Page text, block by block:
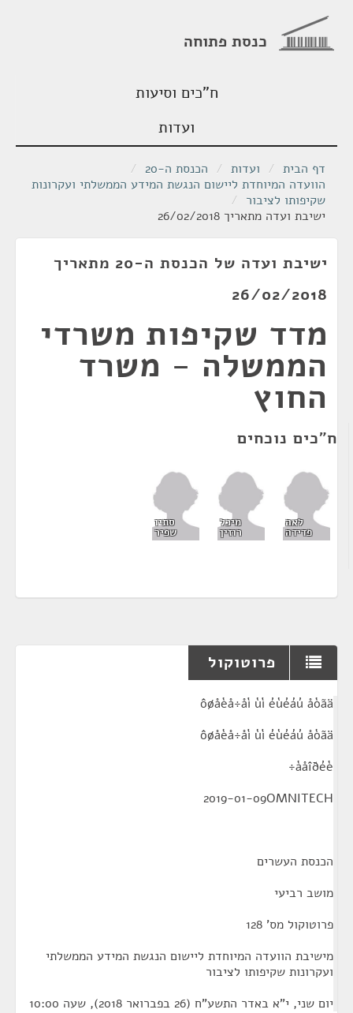
כנסת פתוחה
ח"כים וסיעות
ועדות
דף הבית / ועדות / הכנסת ה-20
/
הוועדה המיוחדת ליישום הנגשת המידע הממשלתי ועקרונות
שקיפותו לציבור /
ישיבת ועדה מתאריך 26/02/2018
ישיבת ועדה של הכנסת ה-20 מתאריך
26/02/2018
מדד שקיפות משרדי
הממשלה - משרד
החוץ
ח"כים נוכחים
לאה
פדידה
מיכל
רוזין
סתיו
שפיר
פרוטוקול
ôøåèå÷åì ùì éùéáú åòãä
ôøåèå÷åì ùì éùéáú åòãä
àåîðéè÷
2019-01-09OMNITECH
הכנסת העשרים
מושב רביעי
פרוטוקול מס' 128
מישיבת הוועדה המיוחדת ליישום הנגשת המידע הממשלתי
ועקרונות שקיפותו לציבור
יום שני, י"א באדר התשע"ח (26 בפברואר 2018), שעה 10:00